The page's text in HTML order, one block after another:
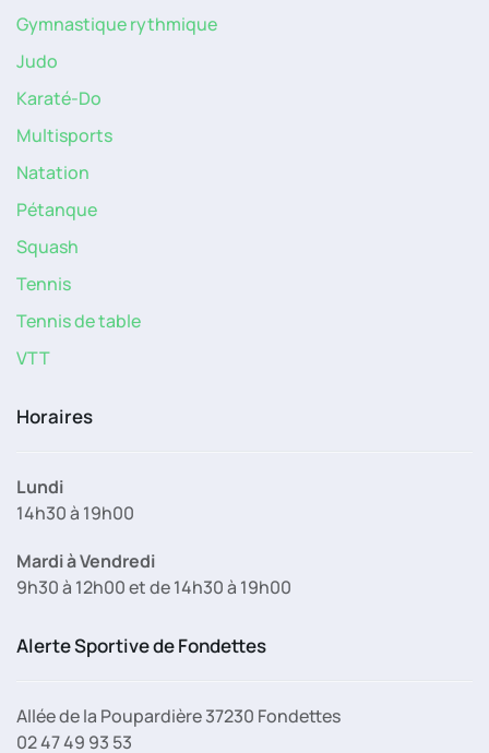
Gymnastique rythmique
Judo
Karaté-Do
Multisports
Natation
Pétanque
Squash
Tennis
Tennis de table
VTT
Horaires
Lundi
14h30 à 19h00
Mardi à Vendredi
9h30 à 12h00 et de 14h30 à 19h00
Alerte Sportive de Fondettes
Allée de la Poupardière 37230 Fondettes
02 47 49 93 53